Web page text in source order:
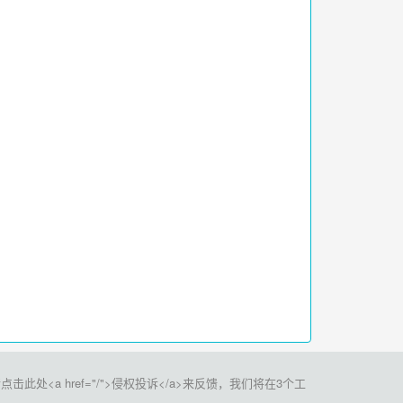
击此处<a href="/">侵权投诉</a>来反馈，我们将在3个工